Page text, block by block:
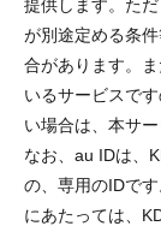
提供します。た
が別途定める条
合があります。
いるサービスで
い場合は、本サ
なお、au IDは、
の、専用のIDで
にあたっては、